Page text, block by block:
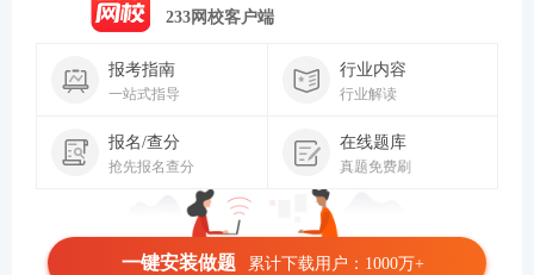
233网校客户端
报考指南
一站式指导
行业内容
行业解读
报名/查分
抢先报名查分
在线题库
真题免费刷
一键安装做题 累计下载用户：1000万+